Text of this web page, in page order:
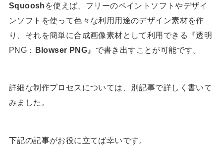
Squoosh を使えば、フリーのペイントソフトやデザイ
ンソフトを使って色々な利用用途のデザイン素材を作
り、それを簡単に合成画像素材として利用できる『透明
PNG： Blowser PNG 』で書き出すことが可能です。
詳細な制作プロセスについては、別記事で詳しく書いて
みました。
下記の記事がお役に立てば幸いです。